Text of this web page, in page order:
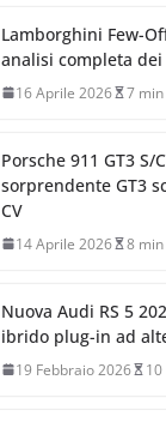
Lamborghini Few-
analisi completa
16 Aprile 2026 7
Porsche 911 GT3 S/
sorprendente GT3
CV
14 Aprile 2026 8
Nuova Audi RS 5
ibrido plug-in ad
19 Febbraio 2026